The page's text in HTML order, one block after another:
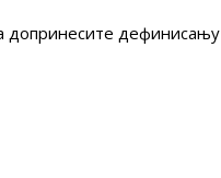
допринесите дефинисању